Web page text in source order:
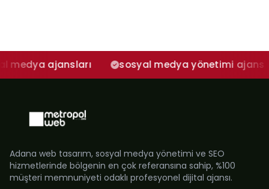
ajansları sosyal medya yönetimi ajans
Adana web tasarım, sosyal medya yönetimi ve SEO
hizmetlerinde bölgenin en çok referansına sahip, %100
müşteri memnuniyeti odaklı profesyonel dijital ajansı.